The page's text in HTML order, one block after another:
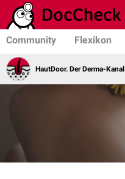
Community Flexikon
HautDoor. Der Derma-Kanal